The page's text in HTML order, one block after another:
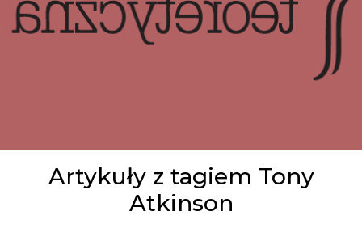
Artykuły z tagiem Tony
Atkinson